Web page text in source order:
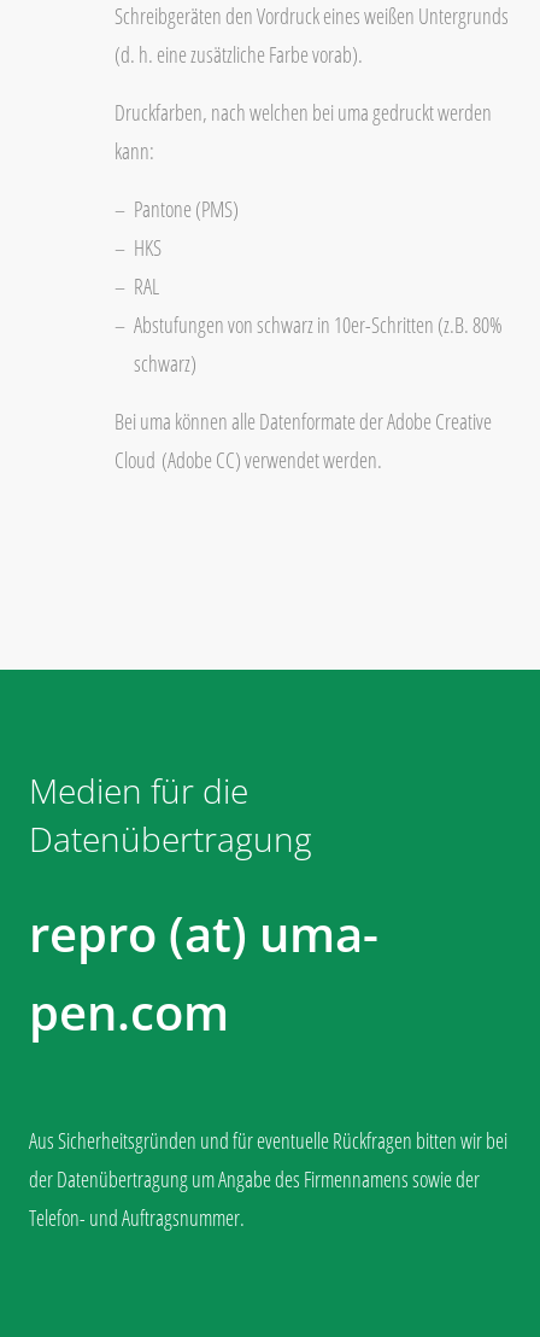
Schreibgeräten den Vordruck eines weißen Untergrunds
(d. h. eine zusätzliche Farbe vorab).
Druckfarben, nach welchen bei uma gedruckt werden
kann:
Pantone (PMS)
HKS
RAL
Abstufungen von schwarz in 10er-Schritten (z.B. 80%
schwarz)
Bei uma können alle Datenformate der Adobe Creative
Cloud (Adobe CC) verwendet werden.
Medien für die
Datenübertragung
repro (at) uma-
pen.com
Aus Sicherheitsgründen und für eventuelle Rückfragen bitten wir bei
der Datenübertragung um Angabe des Firmennamens sowie der
Telefon- und Auftragsnummer.